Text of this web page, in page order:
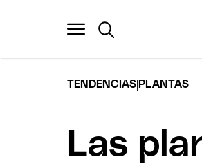
TENDENCIAS PLANTAS
Las